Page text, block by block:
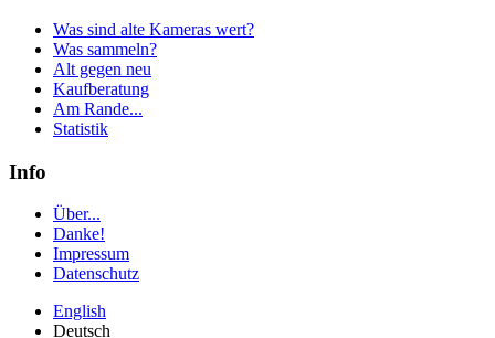
Was sind alte Kameras wert?
Was sammeln?
Alt gegen neu
Kaufberatung
Am Rande...
Statistik
Info
Über...
Danke!
Impressum
Datenschutz
English
Deutsch